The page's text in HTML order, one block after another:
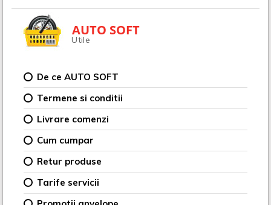
AUTO SOFT
Utile
De ce AUTO SOFT
Termene si conditii
Livrare comenzi
Cum cumpar
Retur produse
Tarife servicii